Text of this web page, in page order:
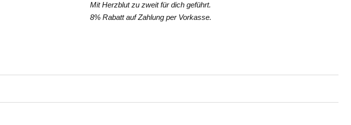
Mit Herzblut zu zweit für dich geführt.
8% Rabatt auf Zahlung per Vorkasse.